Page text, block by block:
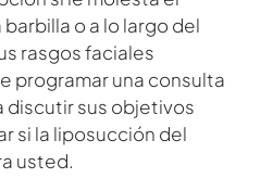
o a lo largo del
rasgos faciales
programar una consulta
discutir sus objetivos
si la liposucción del
usted.